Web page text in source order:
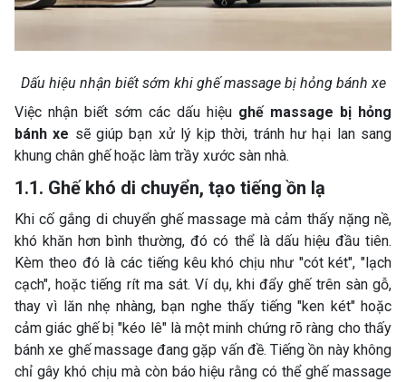
Dấu hiệu nhận biết sớm khi ghế massage bị hỏng bánh xe
Việc nhận biết sớm các dấu hiệu ghế massage bị hỏng
bánh xe sẽ giúp bạn xử lý kịp thời, tránh hư hại lan sang
khung chân ghế hoặc làm trầy xước sàn nhà.
1.1. Ghế khó di chuyển, tạo tiếng ồn lạ
Khi cố gắng di chuyển ghế massage mà cảm thấy nặng nề,
khó khăn hơn bình thường, đó có thể là dấu hiệu đầu tiên.
Kèm theo đó là các tiếng kêu khó chịu như "cót két", "lạch
cạch", hoặc tiếng rít ma sát. Ví dụ, khi đẩy ghế trên sàn gỗ,
thay vì lăn nhẹ nhàng, bạn nghe thấy tiếng "ken két" hoặc
cảm giác ghế bị "kéo lê" là một minh chứng rõ ràng cho thấy
bánh xe ghế massage đang gặp vấn đề. Tiếng ồn này không
chỉ gây khó chịu mà còn báo hiệu rằng có thể ghế massage